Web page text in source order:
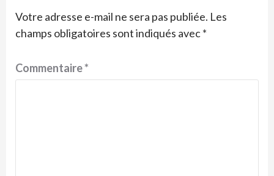
Votre adresse e-mail ne sera pas publiée. Les
champs obligatoires sont indiqués avec*
Commentaire*